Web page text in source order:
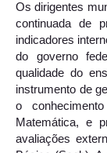
Os dirigentes
continuada de
indicadores
do governo
qualidade do
instrumento de
o
Matemática, e
avaliações